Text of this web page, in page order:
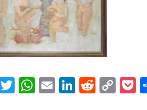
Facebook
TwitterWhatsApp
EmailLinkedIn
Reddit